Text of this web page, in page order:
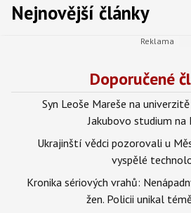
Nejnovější články
Doporučené
Syn Leoše Mareše na
Jakubovo studium na
Ukrajinští vědci pozorovali u
vyspělé
Kronika sériových vrahů:
žen. Policii unikal